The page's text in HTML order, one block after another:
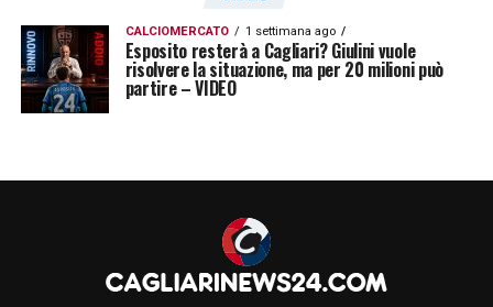
CALCIOMERCATO 1 settimana ago
Esposito resterà a Cagliari? Giulini vuole
risolvere la situazione, ma per 20 milioni può
partire – VIDEO